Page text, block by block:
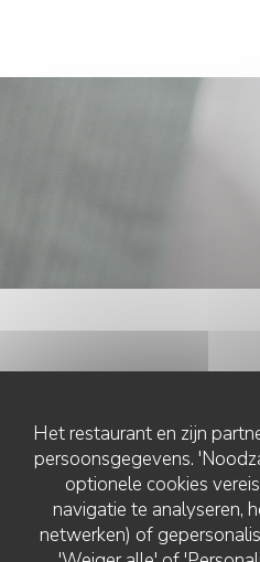
Het restaurant en zijn
persoonsgegevens.
optionele cookies
navigatie te analyseren,
netwerken) of